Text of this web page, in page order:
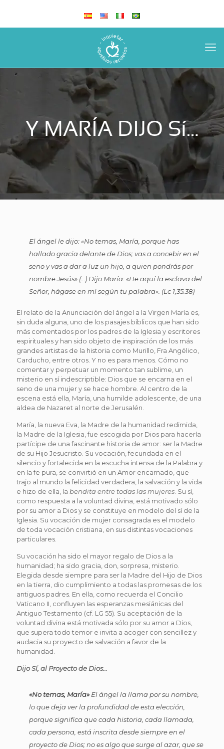
Y MARÍA DIJO Sí…
El ángel le dijo: «No temas, María, porque has
hallado gracia delante de Dios; vas a concebir en el
seno y vas a dar a luz un hijo, a quien pondrás por
nombre Jesús» (…) Dijo María: «He aquí la esclava del
Señor, hágase en mí según tu palabra». (Lc 1,35.38)
El relato de la Anunciación del ángel a la Virgen María es,
sin duda alguna, uno de los pasajes bíblicos que han sido
más comentados por los padres de la Iglesia y escritores
espirituales y han sido objeto de inspiración de los más
grandes artistas de la historia como Murillo, Fra Angélico,
Carducho, entre otros. Y no es para menos. Cómo no
comentar y perpetuar un momento tan sublime, un
misterio en sí indescriptible: Dios que se encarna en el
seno de una mujer y se hace hombre. Al centro de la
escena está ella, María, una humilde adolescente, de una
aldea de Nazaret al norte de Jerusalén.
María, la nueva Eva, la Madre de la humanidad redimida,
la Madre de la Iglesia, fue escogida por Dios para hacerla
partícipe de una fascinante historia de amor: ser la Madre
de su Hijo Jesucristo. Su vocación, fecundada en el
silencio y fortalecida en la escucha intensa de la Palabra y
en la fe pura, se convirtió en un Amor encarnado, que
trajo al mundo la felicidad verdadera, la salvación y la vida
e hizo de ella, la bendita entre todas las mujeres . Su sí,
como respuesta a la voluntad divina, está motivado sólo
por su amor a Dios y se constituye en modelo del sí de la
Iglesia. Su vocación de mujer consagrada es el modelo
de toda vocación cristiana, en sus distintas vocaciones
particulares.
Su vocación ha sido el mayor regalo de Dios a la
humanidad; ha sido gracia, don, sorpresa, misterio.
Elegida desde siempre para ser la Madre del Hijo de Dios
en la tierra, dio cumplimiento a todas las promesas de los
antiguos padres. En ella, como recuerda el Concilio
Vaticano II, confluyen las esperanzas mesiánicas del
Antiguo Testamento (cf. LG 55). Su aceptación de la
voluntad divina está motivada sólo por su amor a Dios,
que supera todo temor e invita a acoger con sencillez y
audacia su proyecto de salvación a favor de la
humanidad.
Dijo Sí, al Proyecto de Dios…
«No temas, María» El ángel la llama por su nombre,
lo que deja ver la profundidad de esta elección,
porque significa que cada historia, cada llamada,
cada persona, está inscrita desde siempre en el
proyecto de Dios; no es algo que surge al azar, que se